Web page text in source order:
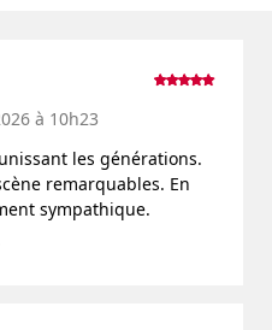
à 10h23
les générations.
remarquables. En
sympathique.